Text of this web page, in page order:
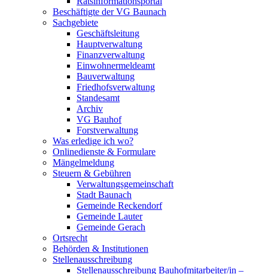
Beschäftigte der VG Baunach
Sachgebiete
Geschäftsleitung
Hauptverwaltung
Finanzverwaltung
Einwohnermeldeamt
Bauverwaltung
Friedhofsverwaltung
Standesamt
Archiv
VG Bauhof
Forstverwaltung
Was erledige ich wo?
Onlinedienste & Formulare
Mängelmeldung
Steuern & Gebühren
Verwaltungsgemeinschaft
Stadt Baunach
Gemeinde Reckendorf
Gemeinde Lauter
Gemeinde Gerach
Ortsrecht
Behörden & Institutionen
Stellenausschreibung
Stellenausschreibung Bauhofmitarbeiter/in –